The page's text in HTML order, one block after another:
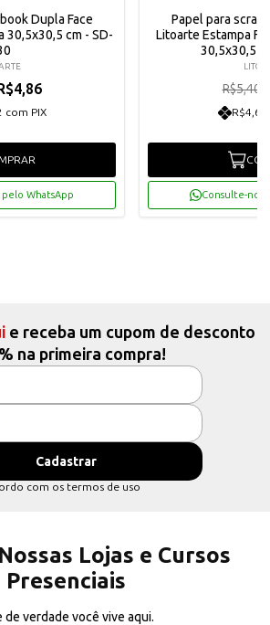
Dupla Face
30,5x30,5 cm - SD-
com PIX
WhatsApp
Papel para
Litoarte Estampa
30,5x30,5
R$5,40
R$4,62
Consulte-nos
e receba um cupom de desconto
na primeira compra!
com os termos de uso
Lojas e Cursos
Presenciais
de verdade você vive aqui.